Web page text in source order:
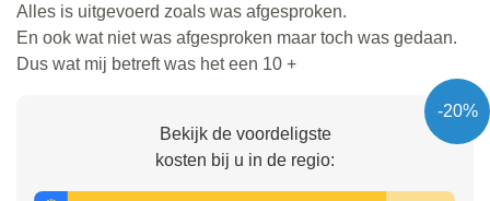
Alles is uitgevoerd zoals was afgesproken.
En ook wat niet was afgesproken maar toch was gedaan.
Dus wat mij betreft was het een 10 +
-20%
Bekijk de voordeligste
kosten bij u in de regio: